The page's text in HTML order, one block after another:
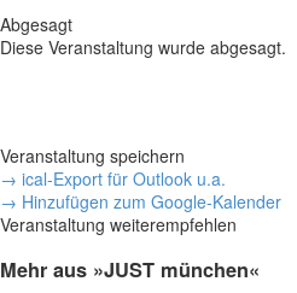
Abgesagt
Diese Veranstaltung wurde abgesagt.
Veranstaltung speichern
→ ical-Export für Outlook u.a.
→ Hinzufügen zum Google-Kalender
Veranstaltung weiterempfehlen
Mehr aus »JUST münchen«